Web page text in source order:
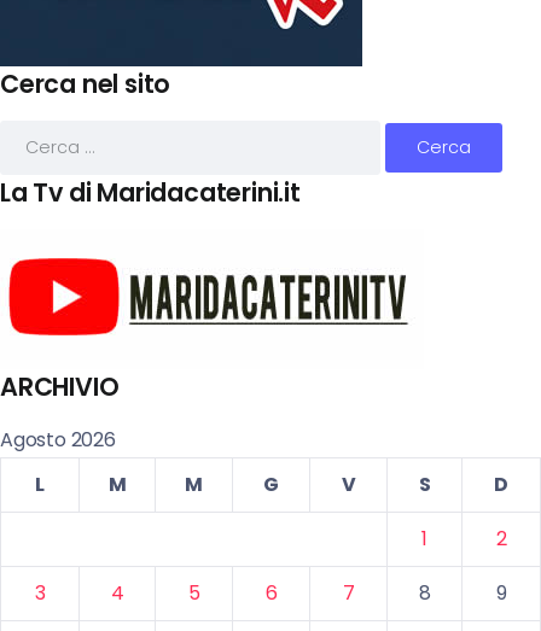
Cerca nel sito
La Tv di Maridacaterini.it
ARCHIVIO
Agosto 2026
L
M M G V S
D
1
2
3
4 5 6 7 8
9